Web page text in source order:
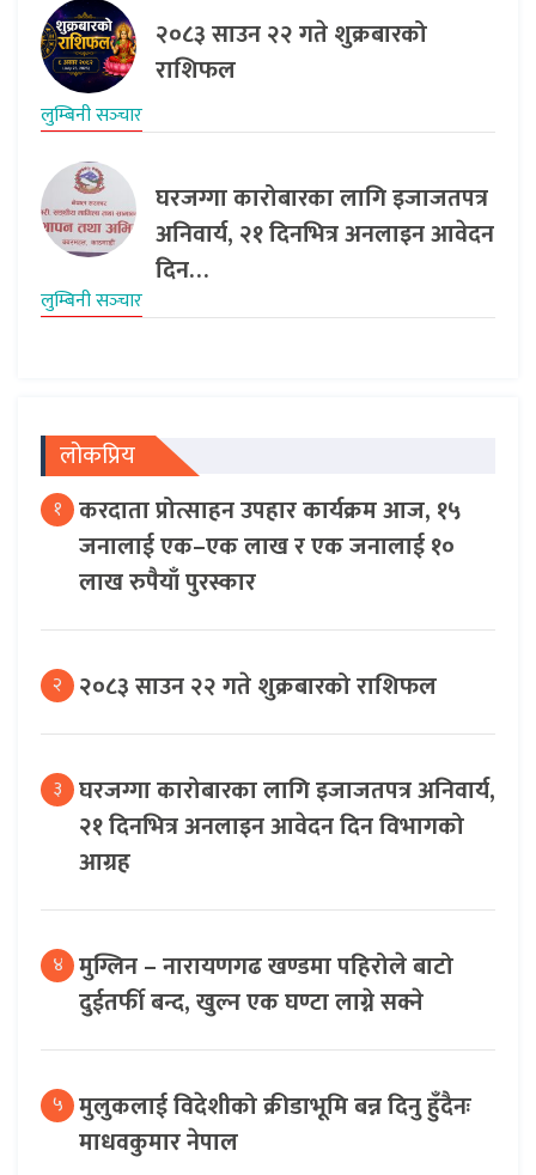
२०८३ साउन २२ गते शुक्रबारको
राशिफल
लुम्बिनी सञ्‍चार
घरजग्गा कारोबारका लागि इजाजतपत्र
अनिवार्य, २१ दिनभित्र अनलाइन आवेदन
दिन…
लुम्बिनी सञ्‍चार
लोकप्रिय
१ करदाता प्रोत्साहन उपहार कार्यक्रम आज, १५
जनालाई एक–एक लाख र एक जनालाई १०
लाख रुपैयाँ पुरस्कार
२ २०८३ साउन २२ गते शुक्रबारको राशिफल
३ घरजग्गा कारोबारका लागि इजाजतपत्र अनिवार्य,
२१ दिनभित्र अनलाइन आवेदन दिन विभागको
आग्रह
४ मुग्लिन – नारायणगढ खण्डमा पहिरोले बाटो
दुईतर्फी बन्द, खुल्न एक घण्टा लाग्ने सक्ने
५ मुलुकलाई विदेशीको क्रीडाभूमि बन्न दिनु हुँदैनः
माधवकुमार नेपाल